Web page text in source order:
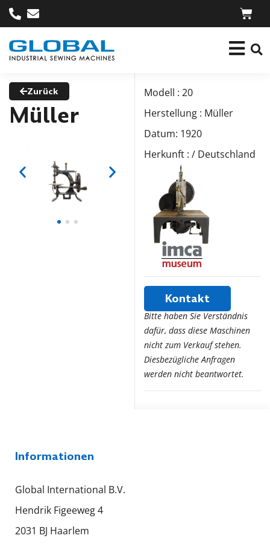
Zurück
Müller
Modell : 20
Herstellung : Müller
Datum: 1920
Herkunft : / Deutschland
Bitte haben Sie Verständnis
dafür, dass diese Maschinen
nicht zum Verkauf stehen.
Diesbezügliche Anfragen
werden nicht beantwortet.
Kontakt
Informationen
Global International B.V.
Hendrik Figeeweg 4
2031 BJ Haarlem